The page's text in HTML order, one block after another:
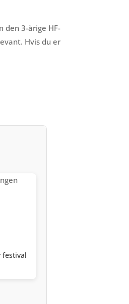
den 3-årige HF-
Hvis du er
festival